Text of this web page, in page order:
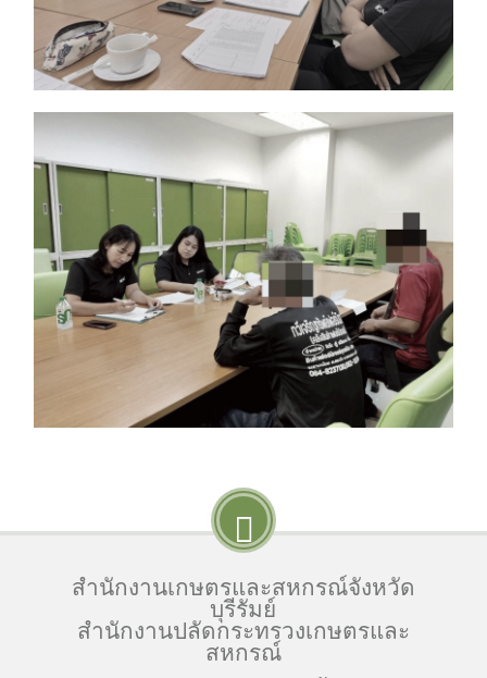
สำนักงานเกษตรและสหกรณ์จังหวัด
บุรีรัมย์
สำนักงานปลัดกระทรวงเกษตรและ
สหกรณ์